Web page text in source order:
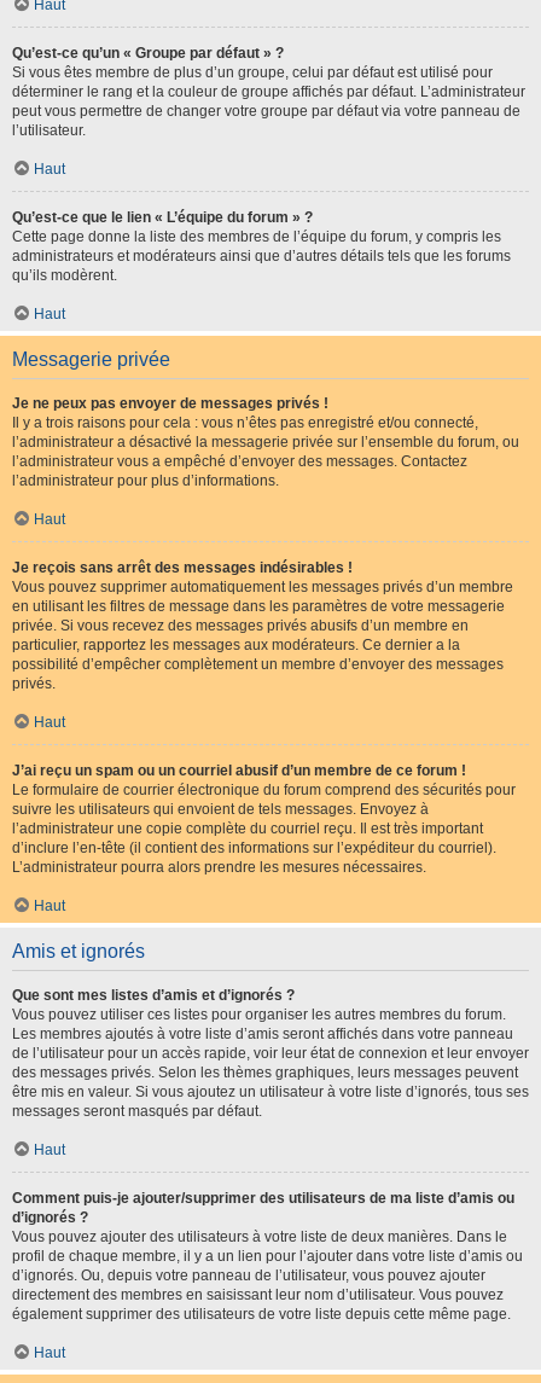
Haut
Qu’est-ce qu’un « Groupe par défaut » ?
Si vous êtes membre de plus d’un groupe, celui par défaut est utilisé pour
déterminer le rang et la couleur de groupe affichés par défaut. L’administrateur
peut vous permettre de changer votre groupe par défaut via votre panneau de
l’utilisateur.
Haut
Qu’est-ce que le lien « L’équipe du forum » ?
Cette page donne la liste des membres de l’équipe du forum, y compris les
administrateurs et modérateurs ainsi que d’autres détails tels que les forums
qu’ils modèrent.
Haut
Messagerie privée
Je ne peux pas envoyer de messages privés !
Il y a trois raisons pour cela : vous n’êtes pas enregistré et/ou connecté,
l’administrateur a désactivé la messagerie privée sur l’ensemble du forum, ou
l’administrateur vous a empêché d’envoyer des messages. Contactez
l’administrateur pour plus d’informations.
Haut
Je reçois sans arrêt des messages indésirables !
Vous pouvez supprimer automatiquement les messages privés d’un membre
en utilisant les filtres de message dans les paramètres de votre messagerie
privée. Si vous recevez des messages privés abusifs d’un membre en
particulier, rapportez les messages aux modérateurs. Ce dernier a la
possibilité d’empêcher complètement un membre d’envoyer des messages
privés.
Haut
J’ai reçu un spam ou un courriel abusif d’un membre de ce forum !
Le formulaire de courrier électronique du forum comprend des sécurités pour
suivre les utilisateurs qui envoient de tels messages. Envoyez à
l’administrateur une copie complète du courriel reçu. Il est très important
d’inclure l’en-tête (il contient des informations sur l’expéditeur du courriel).
L’administrateur pourra alors prendre les mesures nécessaires.
Haut
Amis et ignorés
Que sont mes listes d’amis et d’ignorés ?
Vous pouvez utiliser ces listes pour organiser les autres membres du forum.
Les membres ajoutés à votre liste d’amis seront affichés dans votre panneau
de l’utilisateur pour un accès rapide, voir leur état de connexion et leur envoyer
des messages privés. Selon les thèmes graphiques, leurs messages peuvent
être mis en valeur. Si vous ajoutez un utilisateur à votre liste d’ignorés, tous ses
messages seront masqués par défaut.
Haut
Comment puis-je ajouter/supprimer des utilisateurs de ma liste d’amis ou
d’ignorés ?
Vous pouvez ajouter des utilisateurs à votre liste de deux manières. Dans le
profil de chaque membre, il y a un lien pour l’ajouter dans votre liste d’amis ou
d’ignorés. Ou, depuis votre panneau de l’utilisateur, vous pouvez ajouter
directement des membres en saisissant leur nom d’utilisateur. Vous pouvez
également supprimer des utilisateurs de votre liste depuis cette même page.
Haut